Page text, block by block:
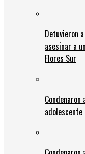
Detuvieron
asesinar a
Flores Sur
adolescente